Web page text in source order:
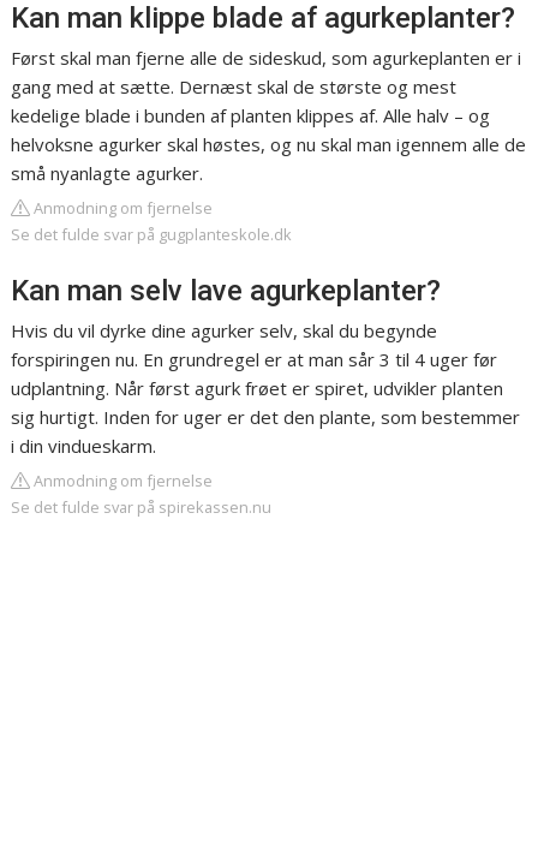
Kan man klippe blade af agurkeplanter?
Først skal man fjerne alle de sideskud, som agurkeplanten er i
gang med at sætte. Dernæst skal de største og mest
kedelige blade i bunden af planten klippes af. Alle halv – og
helvoksne agurker skal høstes, og nu skal man igennem alle de
små nyanlagte agurker.
Anmodning om fjernelse
Se det fulde svar på gugplanteskole.dk
Kan man selv lave agurkeplanter?
Hvis du vil dyrke dine agurker selv, skal du begynde
forspiringen nu. En grundregel er at man sår 3 til 4 uger før
udplantning. Når først agurk frøet er spiret, udvikler planten
sig hurtigt. Inden for uger er det den plante, som bestemmer
i din vindueskarm.
Anmodning om fjernelse
Se det fulde svar på spirekassen.nu